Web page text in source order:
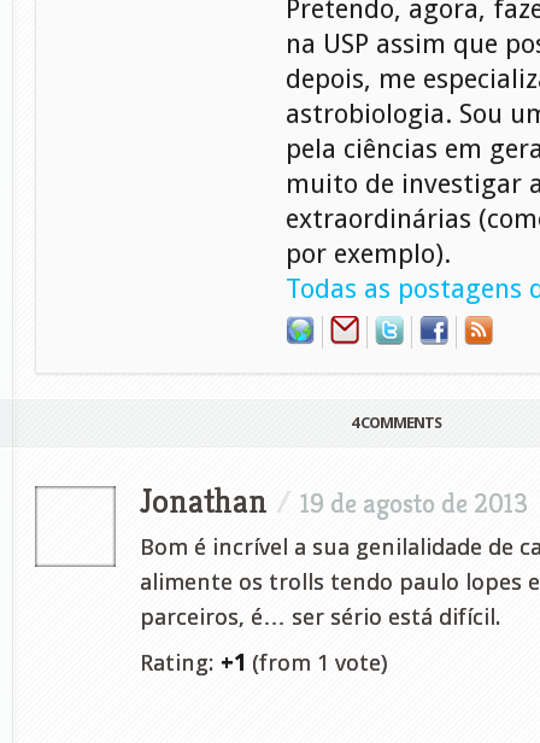
Pretendo, agora,
na USP assim que
depois, me
astrobiologia. Sou
pela ciências em
muito de investigar
extraordinárias
por exemplo).
Todas as postagens
4 COMMENTS
Jonathan / 19 de agosto de 2013
Bom é incrível a sua genilalidade de
alimente os trolls tendo paulo lopes
parceiros, é… ser sério está difícil.
Rating: +1 (from 1 vote)